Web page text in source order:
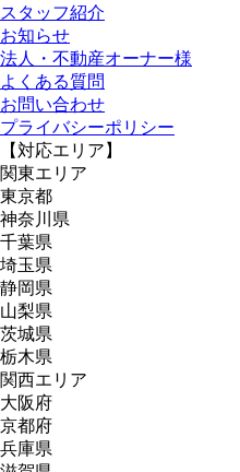
スタッフ紹介
お知らせ
法人・不動産オーナー様
よくある質問
お問い合わせ
プライバシーポリシー
【対応エリア】
関東エリア
東京都
神奈川県
千葉県
埼玉県
静岡県
山梨県
茨城県
栃木県
関西エリア
大阪府
京都府
兵庫県